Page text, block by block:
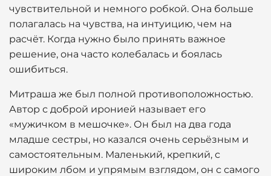
чувствительной и немного робкой. Она больше
полагалась на чувства, на интуицию, чем на
расчёт. Когда нужно было принять важное
решение, она часто колебалась и боялась
ошибиться.
Митраша же был полной противоположностью.
Автор с доброй иронией называет его
«мужичком в мешочке». Он был на два года
младше сестры, но казался очень серьёзным и
самостоятельным. Маленький, крепкий, с
широким лбом и упрямым взглядом, он с самого